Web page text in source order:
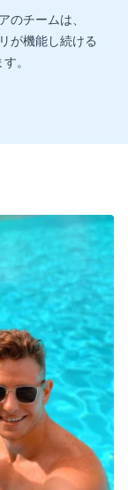
のチームは、
が機能し続ける
。